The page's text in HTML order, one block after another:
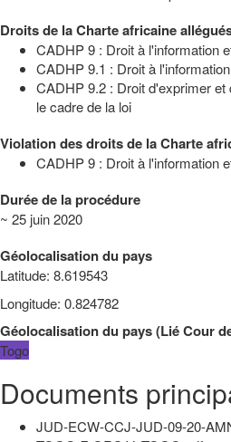
Droits de la Charte africaine
CADHP 9 : Droit à l'information
CADHP 9.1 : Droit à l'information
CADHP 9.2 : Droit d'exprimer
le cadre de la loi
Violation des droits de la Charte
CADHP 9 : Droit à l'information
Durée de la procédure
~ 25 juin 2020
Géolocalisation du pays
Latitude: 8.619543
Longitude: 0.824782
Géolocalisation du pays(LiéCour
Togo
Documents
JUD-ECW-CCJ-JUD-09-20-